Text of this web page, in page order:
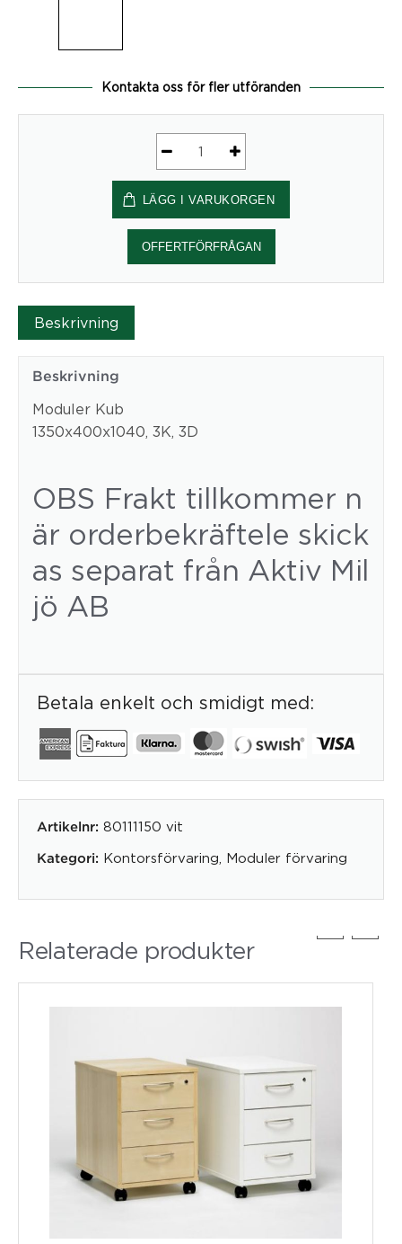
Kontakta oss för fler utföranden
Moduler
Kub
,1350x400x1040,
3K,
3D
mängd
LÄGG I VARUKORGEN
OFFERTFÖRFRÅGAN
Beskrivning
Beskrivning
Moduler Kub
1350x400x1040, 3K, 3D
OBS Frakt tillkommer n
är orderbekräftele skick
as separat från Aktiv Mil
jö AB
Betala enkelt och smidigt med:
Artikelnr: 80111150 vit
Kategori: Kontorsförvaring Moduler förvaring
Relaterade produkter